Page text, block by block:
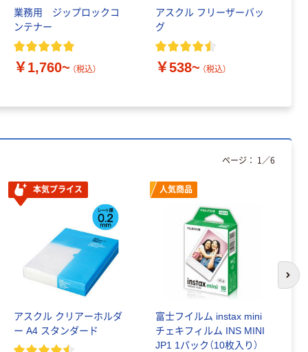
業務用 ジップロックコ
ンテナー
￥1,760~ （税込）
アスクル フリーザーバッ
グ
￥538~ （税込）
本気プライス
アスクル クリアーホルダ
ー A4 スタンダード
人気商品
富士フイルム instax mini
チェキフィルム INS MINI
JP1 1パック（10枚入り）
ページ： 1 ／6
次